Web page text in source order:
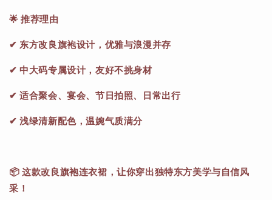
🌟 推荐理由
✔ 东方改良旗袍设计，优雅与浪漫并存
✔ 中大码专属设计，友好不挑身材
✔ 适合聚会、宴会、节日拍照、日常出行
✔ 浅绿清新配色，温婉气质满分
📦 这款改良旗袍连衣裙，让你穿出独特东方美学与自信风
采！